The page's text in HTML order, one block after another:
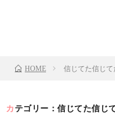
HOME 信じてた信じて
カテゴリー：信じてた信